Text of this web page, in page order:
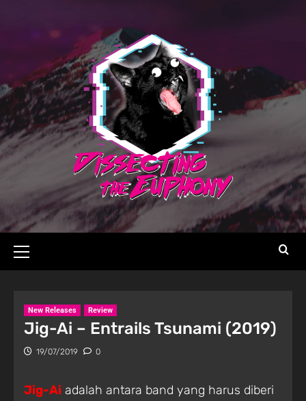
New Releases Review
Jig-Ai – Entrails Tsunami (2019)
19/07/2019 0
Jig-Ai adalah antara band yang harus diberi